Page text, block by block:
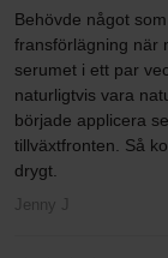
Behövde något
fransförlägning när
serumet i ett par
naturligtvis vara
började applicera
tillväxtfronten. Så
drygt.
Jenny J